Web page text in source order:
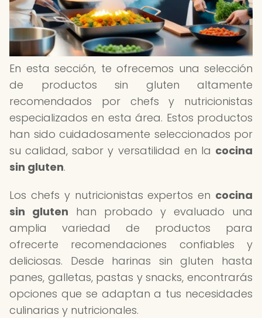
En esta sección, te ofrecemos una selección
de productos sin gluten altamente
recomendados por chefs y nutricionistas
especializados en esta área. Estos productos
han sido cuidadosamente seleccionados por
su calidad, sabor y versatilidad en la cocina
sin gluten.
Los chefs y nutricionistas expertos en cocina
sin gluten han probado y evaluado una
amplia variedad de productos para
ofrecerte recomendaciones confiables y
deliciosas. Desde harinas sin gluten hasta
panes, galletas, pastas y snacks, encontrarás
opciones que se adaptan a tus necesidades
culinarias y nutricionales.